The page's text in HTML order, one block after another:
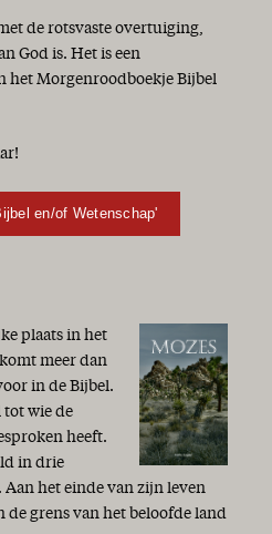
de rotsvaste overtuiging,
God is. Het is een
het Morgenroodboekje Bijbel
en/of Wetenschap'
plaats in het
meer dan
in de Bijbel.
tot wie de
heeft.
in drie
het einde van zijn leven
grens van het beloofde land